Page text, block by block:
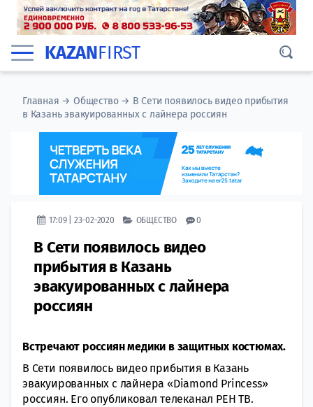
KAZANFIRST
Главная →Общество→ В Сети появилось видео прибытия
в Казань эвакуированных с лайнера россиян
17:09 | 23-02-2020 ОБЩЕСТВО 0
В Сети появилось видео
прибытия в Казань
эвакуированных с лайнера
россиян
Встречают россиян медики в защитных костюмах.
В Сети появилось видео прибытия в Казань
эвакуированных с лайнера «Diamond Princess»
россиян. Его опубликовал телеканал РЕН ТВ.